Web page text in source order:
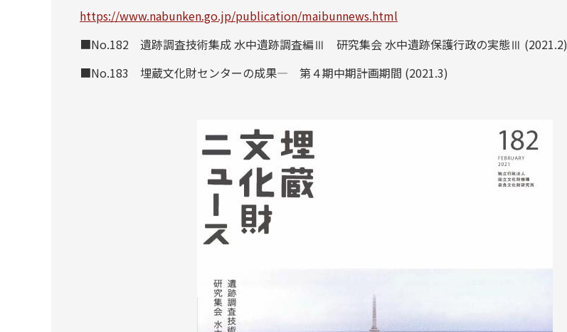
https://www.nabunken.go.jp/publication/maibunnews.html
■No.182 遺跡調査技術集成 水中遺跡調査編Ⅲ 研究集会 水中遺跡保護行政の実態Ⅲ (2021.2)
■No.183 埋蔵文化財センターの成果― 第４期中期計画期間 (2021.3)